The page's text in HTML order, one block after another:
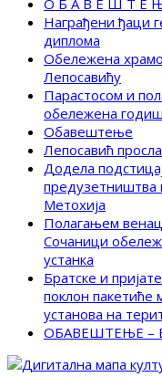
О Б А В Е Ш Т Е
Награђени ђаци
диплома
Обележена
Лепосавићу
Парастосом и
обележена
Обавештење
Лепосавић
Додела
предузетништва
Метохија
Полагањем
Сочаници
устанка
Братске и
поклон
установа на
ОБАВЕШТЕЊЕ –